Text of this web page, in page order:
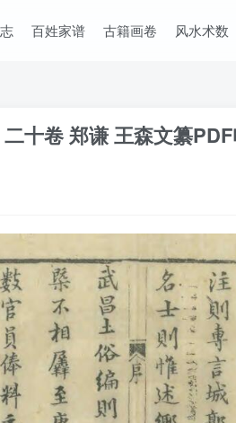
百姓家谱 古籍画卷 风水术数
十卷 郑谦 王森文纂